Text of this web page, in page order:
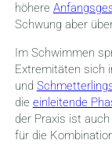
höhere
Schwung aber
Im Schwimmen
Extremitäten sich
und
die einleitende
der Praxis ist
für die